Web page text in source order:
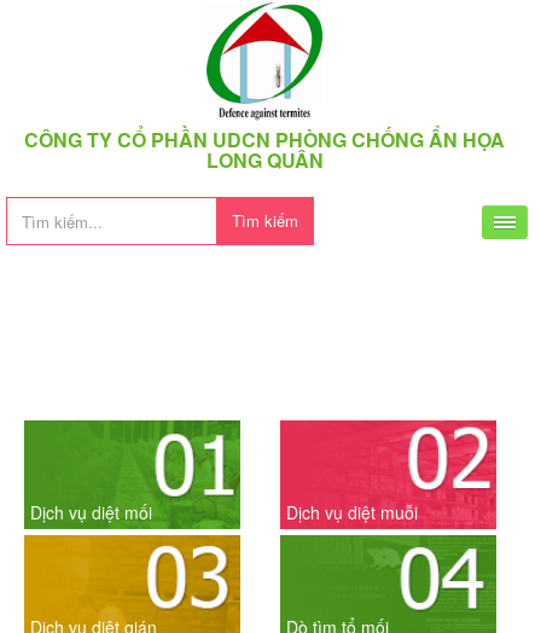
CÔNG TY CỔ PHẦN UDCN PHÒNG CHỐNG ẨN HỌA
LONG QUÂN
Tìm kiếm
Dịch vụ diệt mối Dịch vụ diệt muỗi
Dịch vụ diệt gián Dò tìm tổ mối